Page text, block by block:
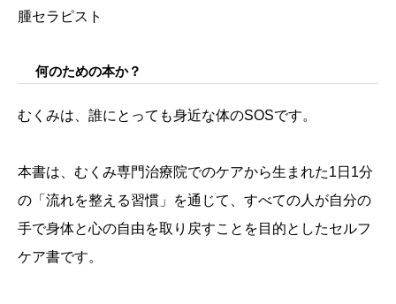
腫セラピスト
何のための本か？
むくみは、誰にとっても身近な体のSOSです。
本書は、むくみ専門治療院でのケアから生まれた1日1分
の「流れを整える習慣」を通じて、すべての人が自分の
手で身体と心の自由を取り戻すことを目的としたセルフ
ケア書です。